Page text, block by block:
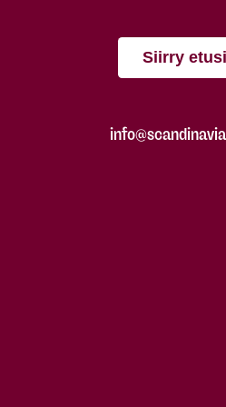
Siirry